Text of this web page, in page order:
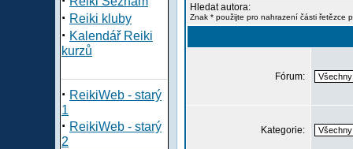
· Reiki kluby
· Kalendář Reiki
kurzů
· ReikiWeb - starý
1
· ReikiWeb - starý
2
Hledat autora:
Znak * použijte pro nahrazení části řetězce
Fórum:
Kategorie: